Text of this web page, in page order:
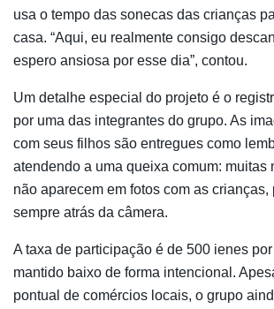
usa o tempo das sonecas das crianças
casa. “Aqui, eu realmente consigo
espero ansiosa por esse dia”, contou.
Um detalhe especial do projeto é o
por uma das integrantes do grupo. As
com seus filhos são entregues como
atendendo a uma queixa comum: muitas
não aparecem em fotos com as crianças,
sempre atrás da câmera.
A taxa de participação é de 500 ienes
mantido baixo de forma intencional.
pontual de comércios locais, o grupo